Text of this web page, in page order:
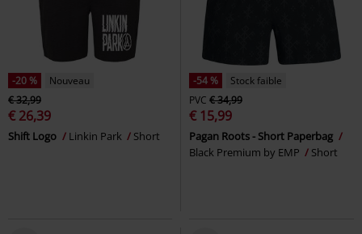
-20 %
Nouveau
€ 32,99
€ 26,39
Shift Logo Linkin Park Short
-54 %
Stock faible
PVC € 34,99
€ 15,99
Pagan Roots - Short Paperbag
Black Premium by EMP
Short